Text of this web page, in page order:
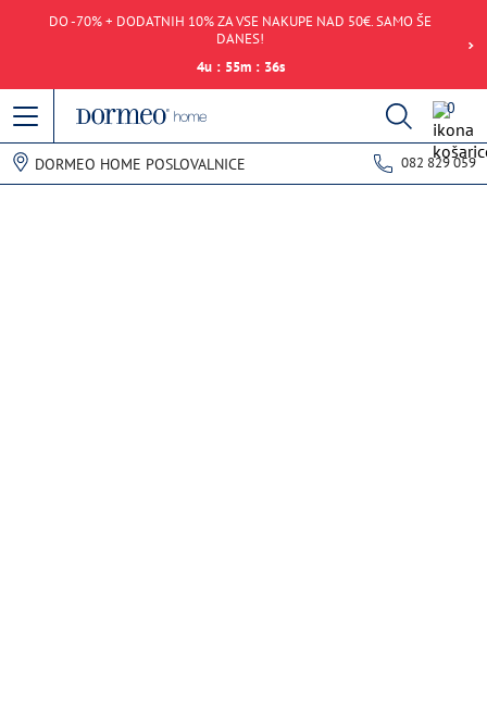
DO -70% + DODATNIH 10% ZA VSE NAKUPE NAD 50€. SAMO ŠE
DANES!
4u : 55m : 36s
0
DORMEO HOME POSLOVALNICE 082 829 059